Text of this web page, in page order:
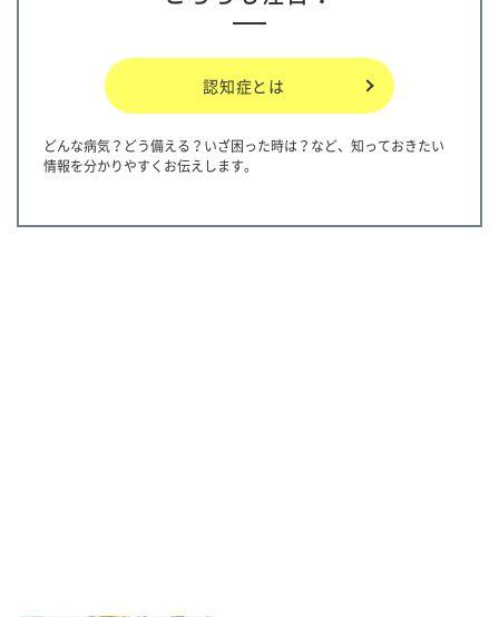
認知症とは
どんな病気？どう備える？いざ困った時は？など、知っておきたい
情報を分かりやすくお伝えします。